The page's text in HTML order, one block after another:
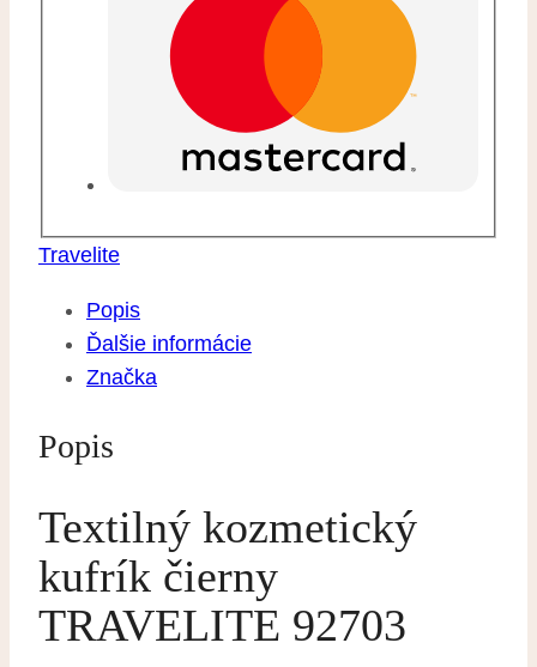
Travelite
Popis
Ďalšie informácie
Značka
Popis
Textilný kozmetický
kufrík čierny
TRAVELITE 92703